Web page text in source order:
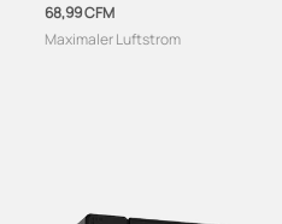
68,99 CFM
Maximaler Luftstrom